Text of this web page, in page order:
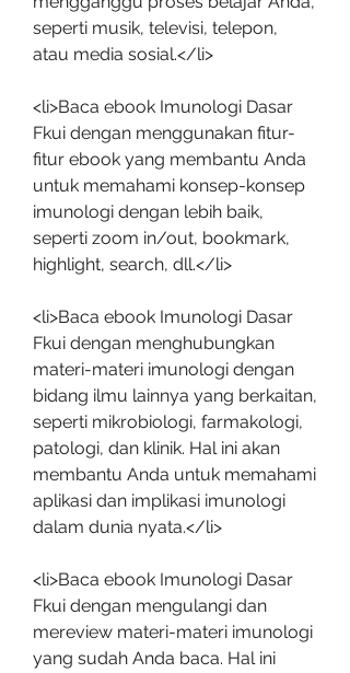
seperti musik, televisi, telepon,
atau media sosial.</li>
<li>Baca ebook Imunologi Dasar
Fkui dengan menggunakan fitur-
fitur ebook yang membantu Anda
untuk memahami konsep-konsep
imunologi dengan lebih baik,
seperti zoom in/out, bookmark,
highlight, search, dll.</li>
<li>Baca ebook Imunologi Dasar
Fkui dengan menghubungkan
materi-materi imunologi dengan
bidang ilmu lainnya yang berkaitan,
seperti mikrobiologi, farmakologi,
patologi, dan klinik. Hal ini akan
membantu Anda untuk memahami
aplikasi dan implikasi imunologi
dalam dunia nyata.</li>
<li>Baca ebook Imunologi Dasar
Fkui dengan mengulangi dan
mereview materi-materi imunologi
yang sudah Anda baca. Hal ini